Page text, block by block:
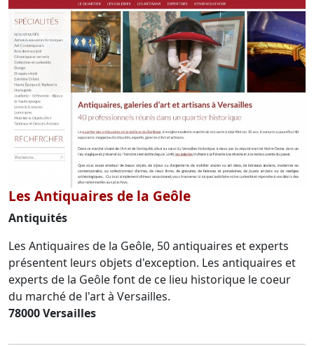
Les Antiquaires de la Geôle
Antiquités
Les Antiquaires de la Geôle, 50 antiquaires et experts
présentent leurs objets d'exception. Les antiquaires et
experts de la Geôle font de ce lieu historique le coeur
du marché de l'art à Versailles.
78000 Versailles